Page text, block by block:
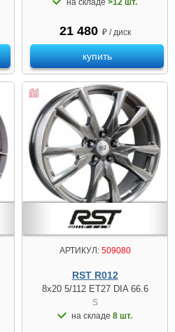
на складе >12 шт.
21 480 ₽ / диск
купить
АРТИКУЛ:509080
RST R012
8x20 5/112 ET27 DIA 66.6
S
на складе 8 шт.